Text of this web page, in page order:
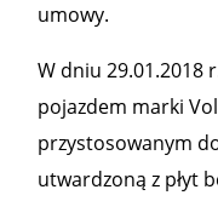
umowy.
W dniu 29.01.2018
pojazdem marki
przystosowanym
utwardzoną z płyt